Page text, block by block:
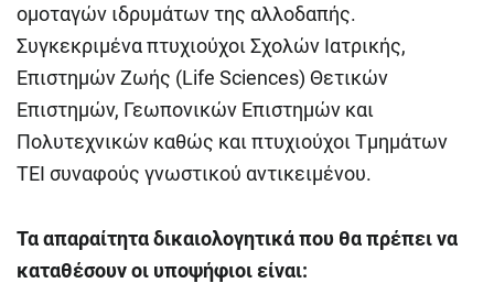
ομοταγών ιδρυμάτων της αλλοδαπής.
Συγκεκριμένα πτυχιούχοι Σχολών Ιατρικής,
Επιστημών Ζωής (Life Sciences) Θετικών
Επιστημών, Γεωπονικών Επιστημών και
Πολυτεχνικών καθώς και πτυχιούχοι Τμημάτων
ΤΕΙ συναφούς γνωστικού αντικειμένου.
Τα απαραίτητα δικαιολογητικά που θα πρέπει να
καταθέσουν οι υποψήφιοι είναι: